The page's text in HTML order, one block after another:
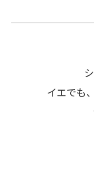
イエでも